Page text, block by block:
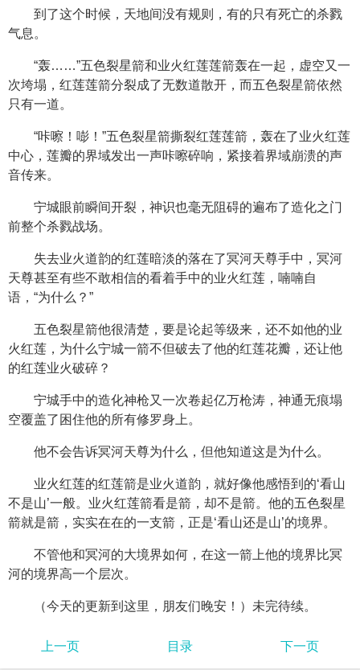
到了这个时候，天地间没有规则，有的只有死亡的杀戮
气息。
“轰……”五色裂星箭和业火红莲莲箭轰在一起，虚空又一
次垮塌，红莲莲箭分裂成了无数道散开，而五色裂星箭依然
只有一道。
“咔嚓！嘭！”五色裂星箭撕裂红莲莲箭，轰在了业火红莲
中心，莲瓣的界域发出一声咔嚓碎响，紧接着界域崩溃的声
音传来。
宁城眼前瞬间开裂，神识也毫无阻碍的遍布了造化之门
前整个杀戮战场。
失去业火道韵的红莲暗淡的落在了冥河天尊手中，冥河
天尊甚至有些不敢相信的看着手中的业火红莲，喃喃自
语，“为什么？”
五色裂星箭他很清楚，要是论起等级来，还不如他的业
火红莲，为什么宁城一箭不但破去了他的红莲花瓣，还让他
的红莲业火破碎？
宁城手中的造化神枪又一次卷起亿万枪涛，神通无痕塌
空覆盖了困住他的所有修罗身上。
他不会告诉冥河天尊为什么，但他知道这是为什么。
业火红莲的红莲箭是业火道韵，就好像他感悟到的‘看山
不是山’一般。业火红莲箭看是箭，却不是箭。他的五色裂星
箭就是箭，实实在在的一支箭，正是‘看山还是山’的境界。
不管他和冥河的大境界如何，在这一箭上他的境界比冥
河的境界高一个层次。
（今天的更新到这里，朋友们晚安！）未完待续。
上一页 目录 下一页